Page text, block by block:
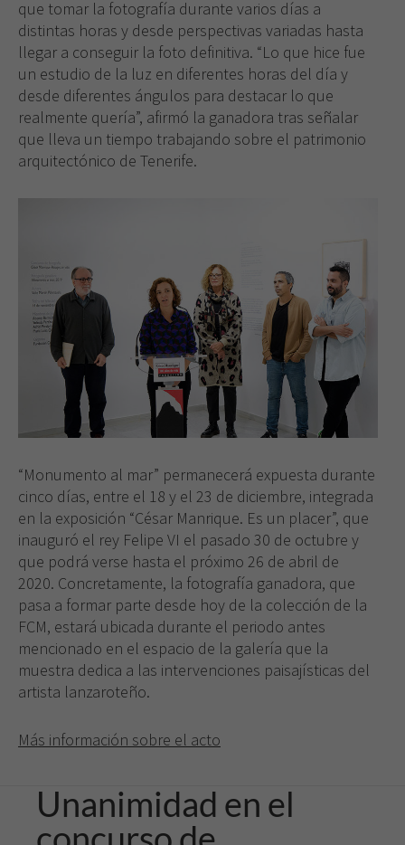
que tomar la fotografía durante varios días a
distintas horas y desde perspectivas variadas hasta
llegar a conseguir la foto definitiva. “Lo que hice fue
un estudio de la luz en diferentes horas del día y
desde diferentes ángulos para destacar lo que
realmente quería”, afirmó la ganadora tras señalar
que lleva un tiempo trabajando sobre el patrimonio
arquitectónico de Tenerife.
“Monumento al mar” permanecerá expuesta durante
cinco días, entre el 18 y el 23 de diciembre, integrada
en la exposición “César Manrique. Es un placer”, que
inauguró el rey Felipe VI el pasado 30 de octubre y
que podrá verse hasta el próximo 26 de abril de
2020. Concretamente, la fotografía ganadora, que
pasa a formar parte desde hoy de la colección de la
FCM, estará ubicada durante el periodo antes
mencionado en el espacio de la galería que la
muestra dedica a las intervenciones paisajísticas del
artista lanzaroteño.
Más información sobre el acto
Unanimidad en el